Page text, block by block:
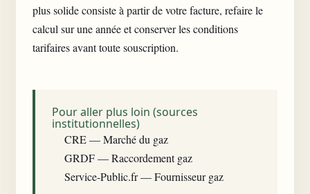
plus solide consiste à partir de votre facture, refaire le
calcul sur une année et conserver les conditions
tarifaires avant toute souscription.
Pour aller plus loin (sources
institutionnelles)
CRE — Marché du gaz
GRDF — Raccordement gaz
Service-Public.fr — Fournisseur gaz